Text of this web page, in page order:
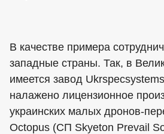
В качестве примера
западные страны. Так, в
имеется завод
налажено лицензионное
украинских малых дронов-
Octopus (СП Skyeton Prevail